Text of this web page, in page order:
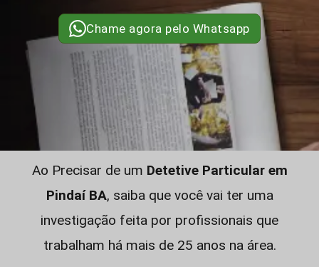
Chame agora pelo Whatsapp
Ao Precisar de um Detetive Particular em
Pindaí BA, saiba que você vai ter uma
investigação feita por profissionais que
trabalham há mais de 25 anos na área.